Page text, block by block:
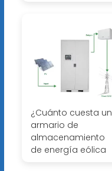
¿Cuánto cuesta un
armario de
almacenamiento
de energía eólica